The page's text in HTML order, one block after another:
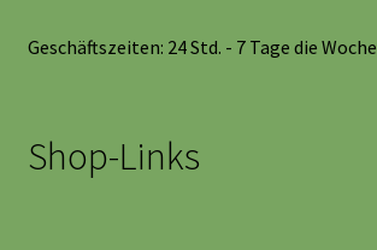
Geschäftszeiten: 24 Std. - 7 Tage die Woche
Shop-Links